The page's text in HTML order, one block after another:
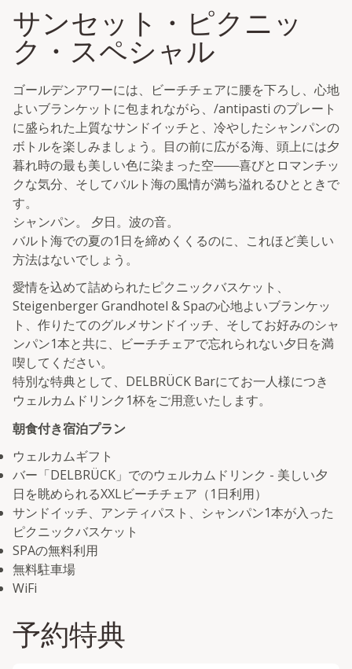
サンセット・ピクニッ
ク・スペシャル
ゴールデンアワーには、ビーチチェアに腰を下ろし、心地
よいブランケットに包まれながら、/antipasti のプレート
に盛られた上質なサンドイッチと、冷やしたシャンパンの
ボトルを楽しみましょう。目の前に広がる海、頭上には夕
暮れ時の最も美しい色に染まった空――喜びとロマンチッ
クな気分、そしてバルト海の風情が満ち溢れるひとときで
す。
シャンパン。 夕日。波の音。
バルト海での夏の1日を締めくくるのに、これほど美しい
方法はないでしょう。
愛情を込めて詰められたピクニックバスケット、
Steigenberger Grandhotel & Spaの心地よいブランケッ
ト、作りたてのグルメサンドイッチ、そしてお好みのシャ
ンパン1本と共に、ビーチチェアで忘れられない夕日を満
喫してください。
特別な特典として、DELBRÜCK Barにてお一人様につき
ウェルカムドリンク1杯をご用意いたします。
朝食付き宿泊プラン
ウェルカムギフト
バー「DELBRÜCK」でのウェルカムドリンク - 美しい夕
日を眺められるXXLビーチチェア（1日利用）
サンドイッチ、アンティパスト、シャンパン1本が入った
ピクニックバスケット
SPAの無料利用
無料駐車場
WiFi
予約特典